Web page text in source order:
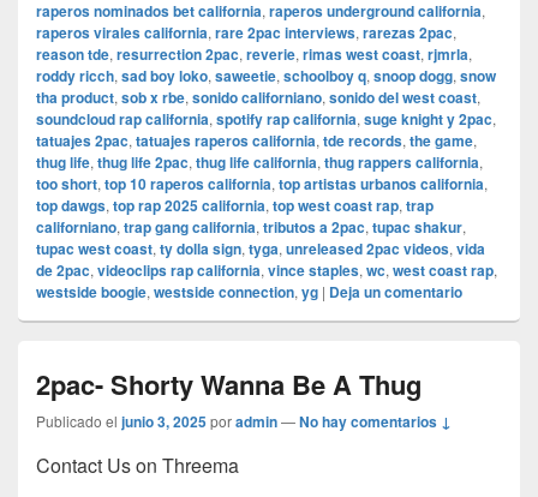
raperos nominados bet california, raperos underground california,
raperos virales california, rare 2pac interviews, rarezas 2pac,
reason tde, resurrection 2pac, reverie, rimas west coast, rjmrla,
roddy ricch, sad boy loko, saweetie, schoolboy q, snoop dogg, snow
tha product, sob x rbe, sonido californiano, sonido del west coast,
soundcloud rap california, spotify rap california, suge knight y 2pac,
tatuajes 2pac, tatuajes raperos california, tde records, the game,
thug life, thug life 2pac, thug life california, thug rappers california,
too short, top 10 raperos california, top artistas urbanos california,
top dawgs, top rap 2025 california, top west coast rap, trap
californiano, trap gang california, tributos a 2pac, tupac shakur,
tupac west coast, ty dolla sign, tyga, unreleased 2pac videos, vida
de 2pac, videoclips rap california, vince staples, wc, west coast rap,
westside boogie, westside connection, yg | Deja un comentario
2pac- Shorty Wanna Be A Thug
Publicado el junio 3, 2025poradmin—No hay comentarios ↓
Contact Us on Threema